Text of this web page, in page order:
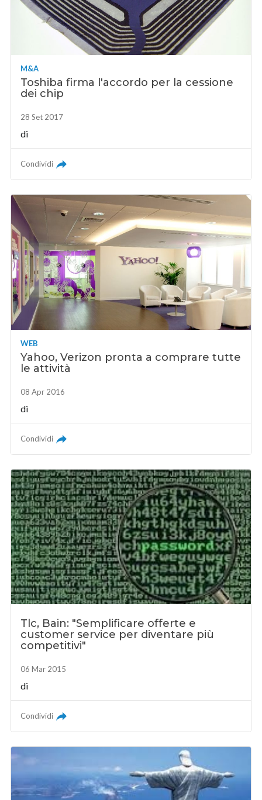
M&A
Toshiba firma l'accordo per la cessione
dei chip
28 Set 2017
di
Condividi
WEB
Yahoo, Verizon pronta a comprare tutte
le attività
08 Apr 2016
di
Condividi
Tlc, Bain: "Semplificare offerte e
customer service per diventare più
competitivi"
06 Mar 2015
di
Condividi